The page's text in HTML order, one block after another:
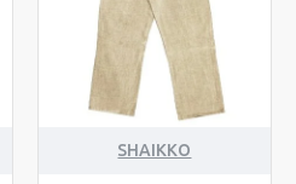
SHAIKKO